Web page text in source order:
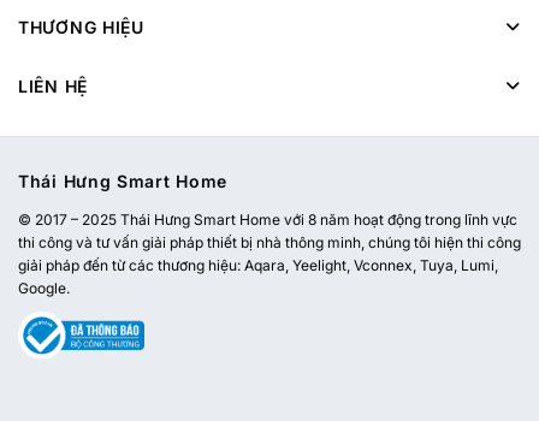
THƯƠNG HIỆU
LIÊN HỆ
Thái Hưng Smart Home
© 2017 – 2025 Thái Hưng Smart Home với 8 năm hoạt động trong lĩnh vực
thi công và tư vấn giải pháp thiết bị nhà thông minh, chúng tôi hiện thi công
giải pháp đến từ các thương hiệu: Aqara, Yeelight, Vconnex, Tuya, Lumi,
Google.